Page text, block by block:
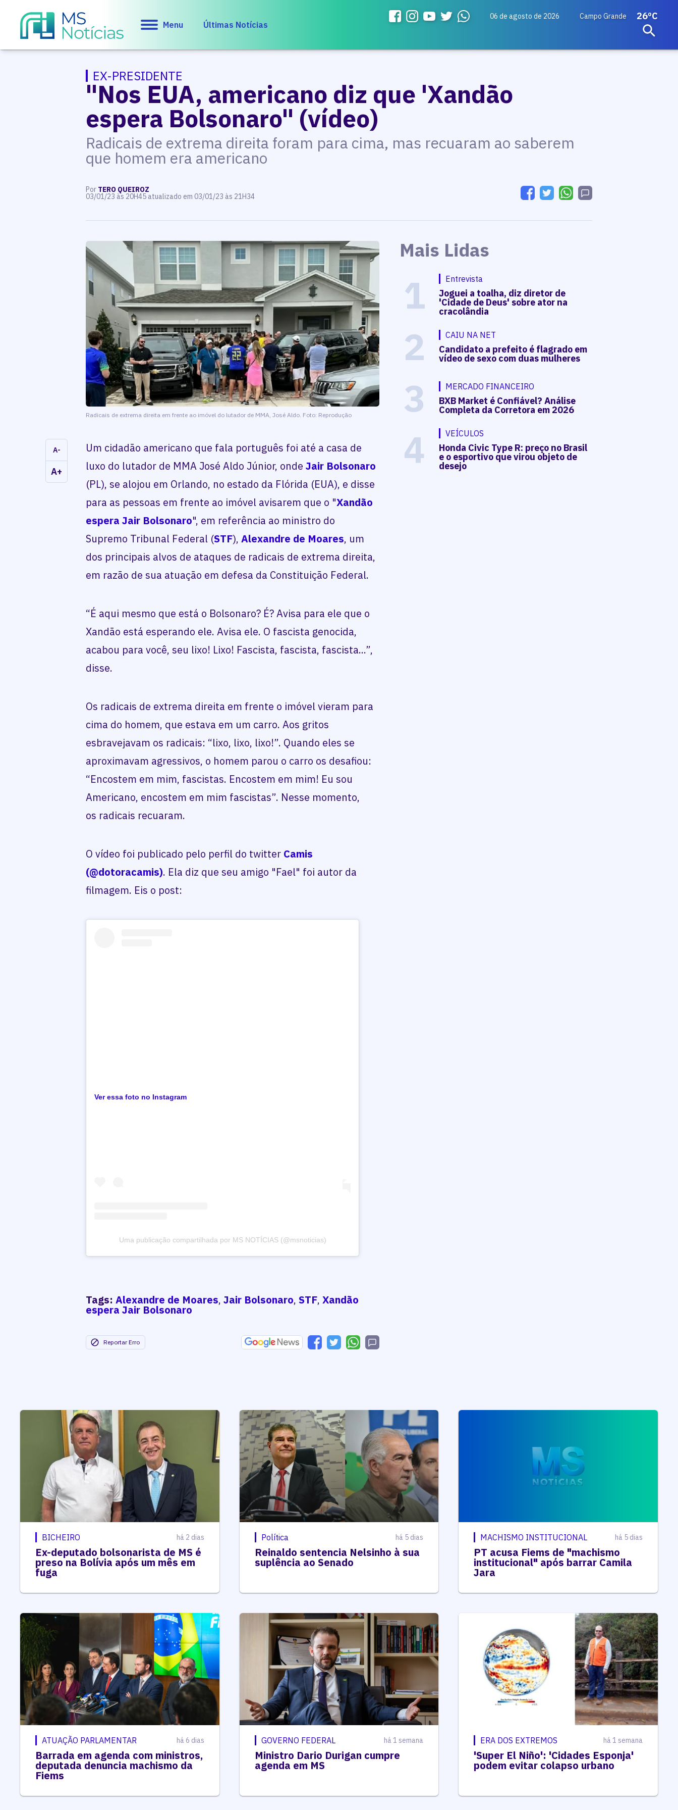
Menu Últimas Notícias
06 de agosto de 2026 Campo Grande 26ºC
EX-PRESIDENTE
"Nos EUA, americano diz que 'Xandão
espera Bolsonaro" (vídeo)
Radicais de extrema direita foram para cima, mas recuaram ao saberem
que homem era americano
Por TERO QUEIROZ
03/01/23 às 20H45 atualizado em 03/01/23 às 21H34
Radicais de extrema direita em frente ao imóvel do lutador de MMA, José Aldo. Foto: Reprodução
A-
A+
Um cidadão americano que fala português foi até a casa de
luxo do lutador de MMA José Aldo Júnior, ondeJair Bolsonaro
(PL), se alojou em Orlando, no estado da Flórida (EUA), e disse
para as pessoas em frente ao imóvel avisarem que o "Xandão
espera Jair Bolsonaro", em referência ao ministro do
Supremo Tribunal Federal (STF),Alexandre de Moares, um
dos principais alvos de ataques de radicais de extrema direita,
em razão de sua atuação em defesa da Constituição Federal.
“É aqui mesmo que está o Bolsonaro? É? Avisa para ele que o
Xandão está esperando ele. Avisa ele. O fascista genocida,
acabou para você, seu lixo! Lixo! Fascista, fascista, fascista...”,
disse.
Os radicais de extrema direita em frente o imóvel vieram para
cima do homem, que estava em um carro. Aos gritos
esbravejavam os radicais: “lixo, lixo, lixo!”. Quando eles se
aproximavam agressivos, o homem parou o carro os desafiou:
“Encostem em mim, fascistas. Encostem em mim! Eu sou
Americano, encostem em mim fascistas”. Nesse momento,
os radicais recuaram.
O vídeo foi publicado pelo perfil do twitter Camis
(@dotoracamis). Ela diz que seu amigo "Fael" foi autor da
filmagem. Eis o post:
Ver essa foto no Instagram
Uma publicação compartilhada por MS NOTÍCIAS (@msnoticias)
Tags: Alexandre de Moares,Jair Bolsonaro,STF,Xandão
espera Jair Bolsonaro
Reportar Erro
Mais Lidas
1 Entrevista
Joguei a toalha, diz diretor de
'Cidade de Deus' sobre ator na
cracolândia
2 CAIU NA NET
Candidato a prefeito é flagrado em
vídeo de sexo com duas mulheres
3 MERCADO FINANCEIRO
BXB Market é Confiável? Análise
Completa da Corretora em 2026
4 VEÍCULOS
Honda Civic Type R: preço no Brasil
e o esportivo que virou objeto de
desejo
BICHEIRO há 2 dias
Ex-deputado bolsonarista de MS é
preso na Bolívia após um mês em
fuga
Política há 5 dias
Reinaldo sentencia Nelsinho à sua
suplência ao Senado
MACHISMO INSTITUCIONAL há 5 dias
PT acusa Fiems de "machismo
institucional" após barrar Camila
Jara
ATUAÇÃO PARLAMENTAR há 6 dias
Barrada em agenda com ministros,
deputada denuncia machismo da
Fiems
GOVERNO FEDERAL há 1 semana
Ministro Dario Durigan cumpre
agenda em MS
ERA DOS EXTREMOS há 1 semana
'Super El Niño': 'Cidades Esponja'
podem evitar colapso urbano